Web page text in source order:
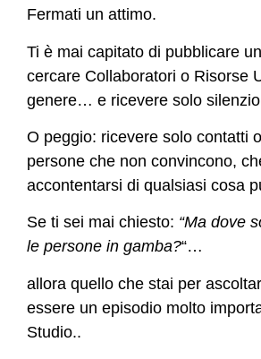
Fermati un attimo.
Ti è mai capitato di pubblicare
cercare Collaboratori o Risorse
genere… e ricevere solo
O peggio: ricevere solo contatti
persone che non convincono,
accontentarsi di qualsiasi cosa
Se ti sei mai chiesto: “Ma dove
le persone in gamba?“…
allora quello che stai per
essere un episodio molto
Studio..